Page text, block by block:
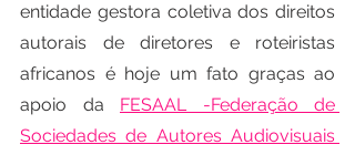
entidade gestora coletiva dos direitos
autorais de diretores e roteiristas
africanos é hoje um fato graças ao
apoio da FESAAL -Federação de
Sociedades de Autores Audiovisuais